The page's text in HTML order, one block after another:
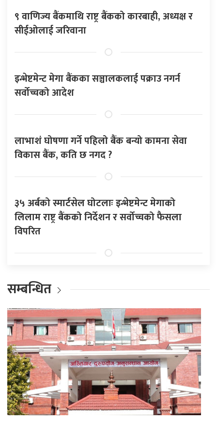
९ वाणिज्य बैंकमाथि राष्ट्र बैंकको कारबाही, अध्यक्ष र
सीईओलाई जरिवाना
इन्भेष्टमेन्ट मेगा बैंकका सञ्चालकलाई पक्राउ नगर्न
सर्वोच्चको आदेश
लाभाशं घोषणा गर्ने पहिलो बैंक बन्यो कामना सेवा
विकास बैंक, कति छ नगद ?
३५ अर्बको स्मार्टसेल घोटलाः इन्भेष्टमेन्ट मेगाको
लिलाम राष्ट्र बैंकको निर्देशन र सर्वोच्चको फैसला
विपरित
सम्बन्धित